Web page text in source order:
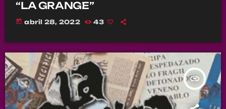
“LA GRANGE” ￼
today abril 28, 2022 43
insert_link